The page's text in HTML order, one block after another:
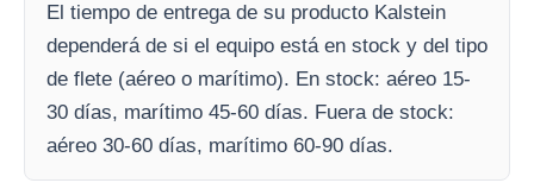
El tiempo de entrega de su producto Kalstein
dependerá de si el equipo está en stock y del tipo
de flete (aéreo o marítimo). En stock: aéreo 15-
30 días, marítimo 45-60 días. Fuera de stock:
aéreo 30-60 días, marítimo 60-90 días.